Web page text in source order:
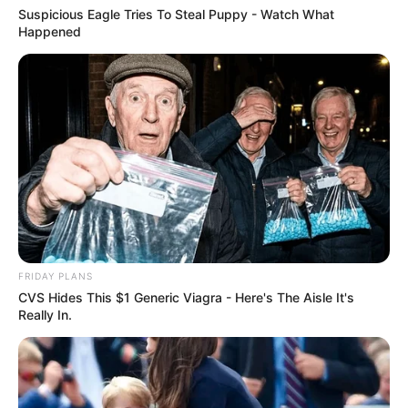
elmélkedett, mennyire igazságtalan, hogy egy
márkás ruha vagy óra viselése automatikusan
célponttá teszi az embert. A műsor elején
látványos gesztusként le is vette csuklójáról az 5–
5,3 millió forintra becsült Rolexét, amelyet a
beharangozóban még büszkén mutatott.
Suspicious Eagle Tries To Steal Puppy - Watch What
Happened
FRIDAY PLANS
CVS Hides This $1 Generic Viagra - Here's The Aisle It's
Really In.